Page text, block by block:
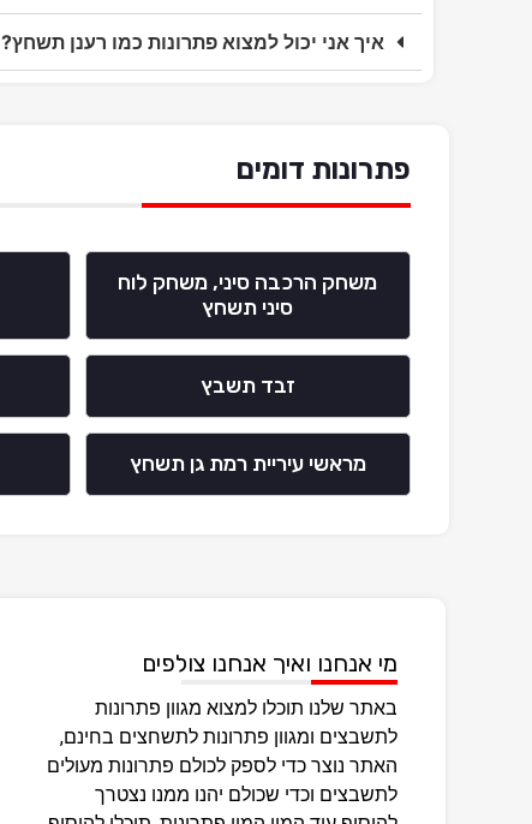
איך אני יכול למצוא פתרונות כמו רענן תשחץ?
פתרונות דומים
משחק הרכבה סיני, משחק לוח
סיני תשחץ
זבד תשבץ
מראשי עיריית רמת גן תשחץ
מי אנחנו ואיך אנחנו צולפים
באתר שלנו תוכלו למצוא מגוון פתרונות
לתשבצים ומגוון פתרונות לתשחצים בחינם,
האתר נוצר כדי לספק לכולם פתרונות מעולים
לתשבצים וכדי שכולם יהנו ממנו נצטרך